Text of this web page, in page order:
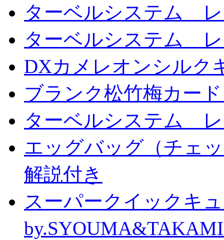
ターベルシステム
ターベルシステム
DXカメレオンシル
ブランク松竹梅カー
ターベルシステム
エッグバッグ（チェ
解説付き
スーパークイックキ